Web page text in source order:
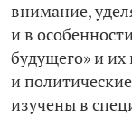
внимание,
и в
будущего» и
и
изучены в